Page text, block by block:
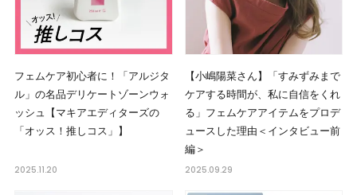
フェムケア初心者に！「アルジタ
ル」の名品デリケートゾーンウォ
ッシュ【マキアエディターズの
「オッス！推しコス」】
2025.11.20
【小嶋陽菜さん】「すみずみまで
ケアする時間が、私に自信をくれ
る」フェムケアアイテムをプロデ
ュースした理由＜インタビュー前
編＞
2025.09.29